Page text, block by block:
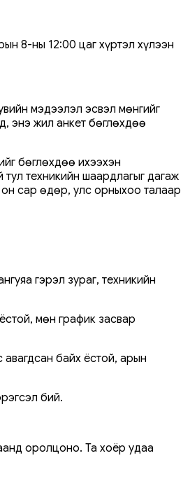
8-ны 12:00 цаг хүртэл хүлээн
мэдээлэл эсвэл мөнгийг
энэ жил анкет бөглөхдөө
бөглөхдөө ихээхэн
тул техникийн шаардлагыг дагаж
он сар өдөр, улс орныхоо талаар
гэрэл зураг, техникийн
мөн график засвар
авагдсан байх ёстой, арын
бий.
оролцоно. Та хоёр удаа